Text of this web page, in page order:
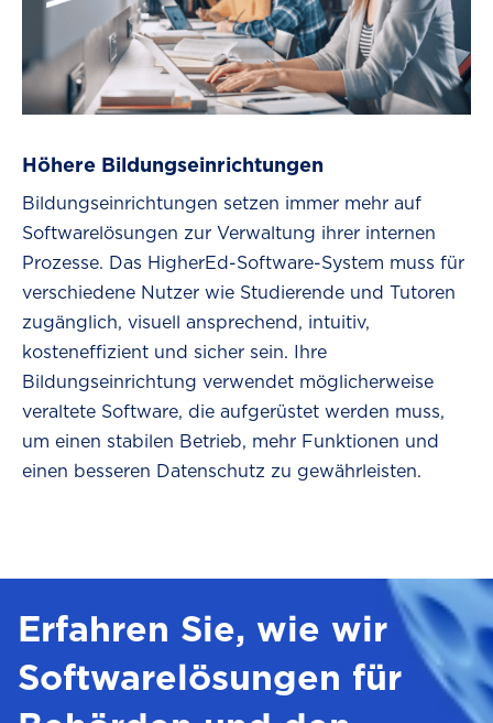
Höhere Bildungseinrichtungen
Bildungseinrichtungen setzen immer mehr auf
Softwarelösungen zur Verwaltung ihrer internen
Prozesse. Das HigherEd-Software-System muss für
verschiedene Nutzer wie Studierende und Tutoren
zugänglich, visuell ansprechend, intuitiv,
kosteneffizient und sicher sein. Ihre
Bildungseinrichtung verwendet möglicherweise
veraltete Software, die aufgerüstet werden muss,
um einen stabilen Betrieb, mehr Funktionen und
einen besseren Datenschutz zu gewährleisten.
Erfahren Sie, wie wir
Softwarelösungen für